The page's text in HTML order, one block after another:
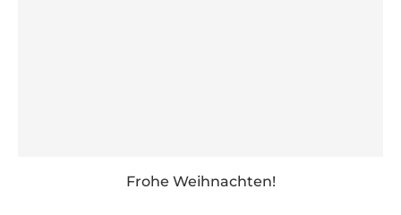
Frohe Weihnachten!